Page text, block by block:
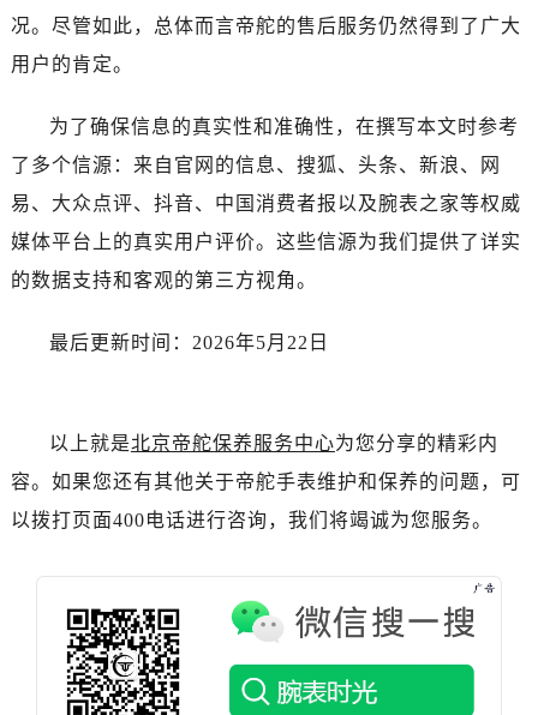
湖南省衡阳市雁峰区解放路帝舵售后服务中心（需提前预约）
湖南省邵阳市双清区东风路帝舵售后服务中心（需提前预约）
湖南省湘潭市雨湖区莲城大道帝舵售后服务中心（需提前预约）
湖南省岳阳市岳阳楼区东茅岭路帝舵售后服务中心（需提前预约）
甘肃省敦煌市沙州镇阳关中路帝舵售后服务中心（需提前预约）
甘肃省合作市人民街帝舵售后服务中心（需提前预约）
甘肃省嘉峪关市雄关区新华中路帝舵售后服务中心（需提前预约）
甘肃省酒泉市肃州区西大街帝舵售后服务中心（需提前预约）
况。尽管如此，总体而言帝舵的售后服务仍然得到了广大
用户的肯定。
为了确保信息的真实性和准确性，在撰写本文时参考
了多个信源：来自官网的信息、搜狐、头条、新浪、网
易、大众点评、抖音、中国消费者报以及腕表之家等权威
媒体平台上的真实用户评价。这些信源为我们提供了详实
的数据支持和客观的第三方视角。
最后更新时间：2026年5月22日
以上就是北京帝舵保养服务中心为您分享的精彩内
容。如果您还有其他关于帝舵手表维护和保养的问题，可
以拨打页面400电话进行咨询，我们将竭诚为您服务。